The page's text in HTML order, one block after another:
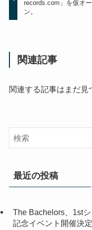
records.com」を仮オ
ン。
関連記事
関連する記事はまだ見
最近の投稿
The Bachelors、1st
記念イベント開催決定